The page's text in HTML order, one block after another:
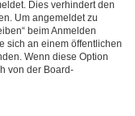
Dies verhindert den
Um angemeldet zu
beim Anmelden
sich an einem öffentlichen
Wenn diese Option
von der Board-